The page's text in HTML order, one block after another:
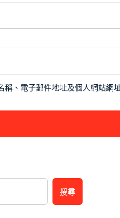
稱、電子郵件地址及個人網站網
搜尋